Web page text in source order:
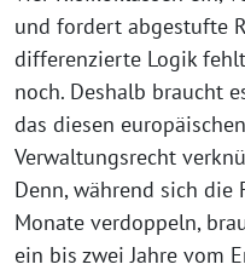
und fordert abgestufte
differenzierte Logik
noch. Deshalb braucht
das diesen
Verwaltungsrecht
Denn, während sich die
Monate verdoppeln,
ein bis zwei Jahre vom